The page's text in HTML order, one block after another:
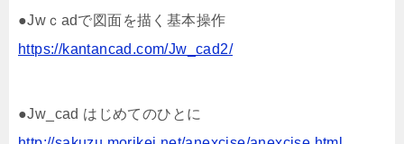
●Jwｃadで図面を描く基本操作
https://kantancad.com/Jw_cad2/
●Jw_cad はじめてのひとに